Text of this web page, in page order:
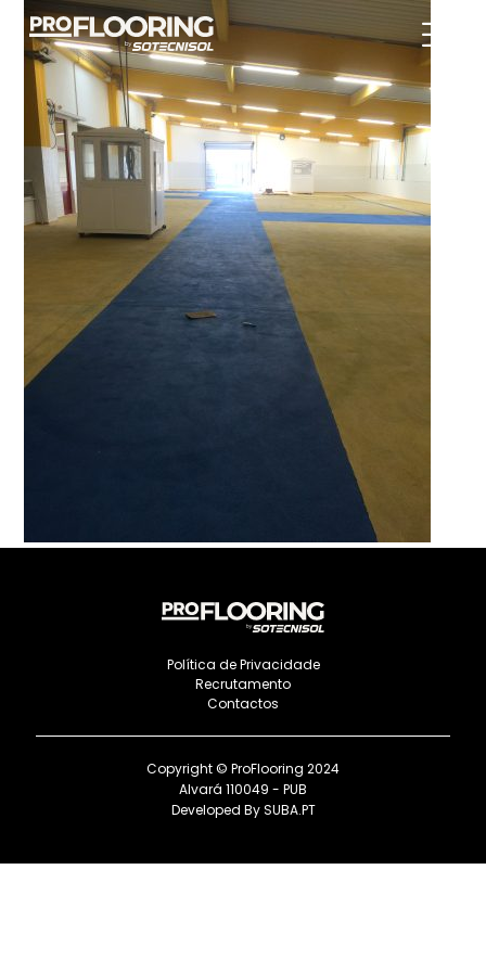
Política de Privacidade
Recrutamento
Contactos
Copyright © ProFlooring 2024
Alvará 110049 - PUB
Developed BySUBA.PT